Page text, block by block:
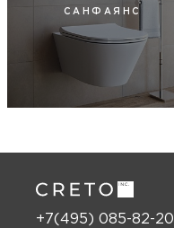
САНФАЯНС
+7(495) 085-82-20